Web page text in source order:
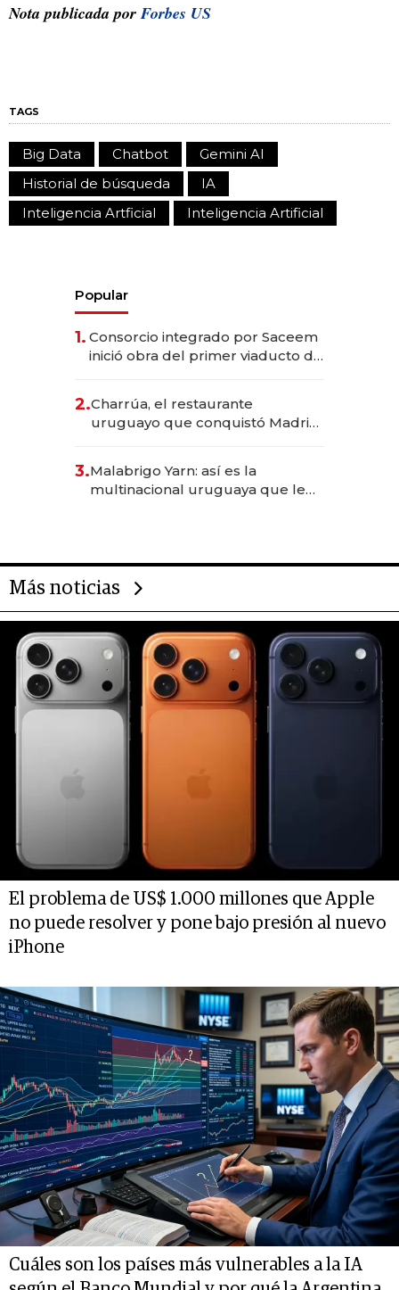
Nota publicada porForbes US
TAGS
Big Data Chatbot
Gemini AI
Historial de búsqueda
IA
Inteligencia Artficial
Inteligencia Artificial
Popular
1. Consorcio integrado por Saceem
inició obra del primer viaducto de
millones
2.Charrúa, el restaurante
uruguayo que conquistó Madrid:
anticipación y prepara apertura
3.Malabrigo Yarn: así es la
multinacional uruguaya que le
Más noticias
El problema de US$ 1.000 millones que Apple
no puede resolver y pone bajo presión al nuevo
iPhone
Cuáles son los países más vulnerables a la IA